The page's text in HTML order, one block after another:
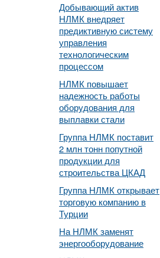
Добывающий актив
НЛМК внедряет
предиктивную систему
управления
технологическим
процессом
НЛМК повышает
надежность работы
оборудования для
выплавки стали
Группа НЛМК поставит
2 млн тонн попутной
продукции для
строительства ЦКАД
Группа НЛМК открывает
торговую компанию в
Турции
На НЛМК заменят
энергооборудование